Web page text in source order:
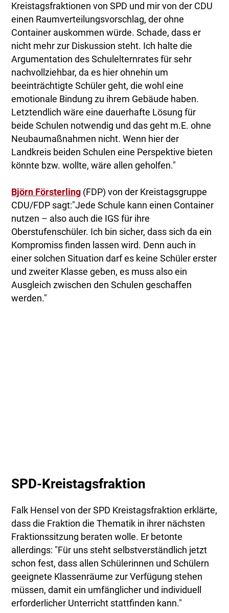
Kreistagsfraktionen von SPD und mir von der CDU
einen Raumverteilungsvorschlag, der ohne
Container auskommen würde. Schade, dass er
nicht mehr zur Diskussion steht. Ich halte die
Argumentation des Schulelternrates für sehr
nachvollziehbar, da es hier ohnehin um
beeinträchtigte Schüler geht, die wohl eine
emotionale Bindung zu ihrem Gebäude haben.
Letztendlich wäre eine dauerhafte Lösung für
beide Schulen notwendig und das geht m.E. ohne
Neubaumaßnahmen nicht. Wenn hier der
Landkreis beiden Schulen eine Perspektive bieten
könnte bzw. wollte, wäre allen geholfen."
Björn Försterling (FDP) von der Kreistagsgruppe
CDU/FDP sagt:"Jede Schule kann einen Container
nutzen – also auch die IGS für ihre
Oberstufenschüler. Ich bin sicher, dass sich da ein
Kompromiss finden lassen wird. Denn auch in
einer solchen Situation darf es keine Schüler erster
und zweiter Klasse geben, es muss also ein
Ausgleich zwischen den Schulen geschaffen
werden."
SPD-Kreistagsfraktion
Falk Hensel von der SPD Kreistagsfraktion erklärte,
dass die Fraktion die Thematik in ihrer nächsten
Fraktionssitzung beraten wolle. Er betonte
allerdings: "Für uns steht selbstverständlich jetzt
schon fest, dass allen Schülerinnen und Schülern
geeignete Klassenräume zur Verfügung stehen
müssen, damit ein umfänglicher und individuell
erforderlicher Unterricht stattfinden kann."